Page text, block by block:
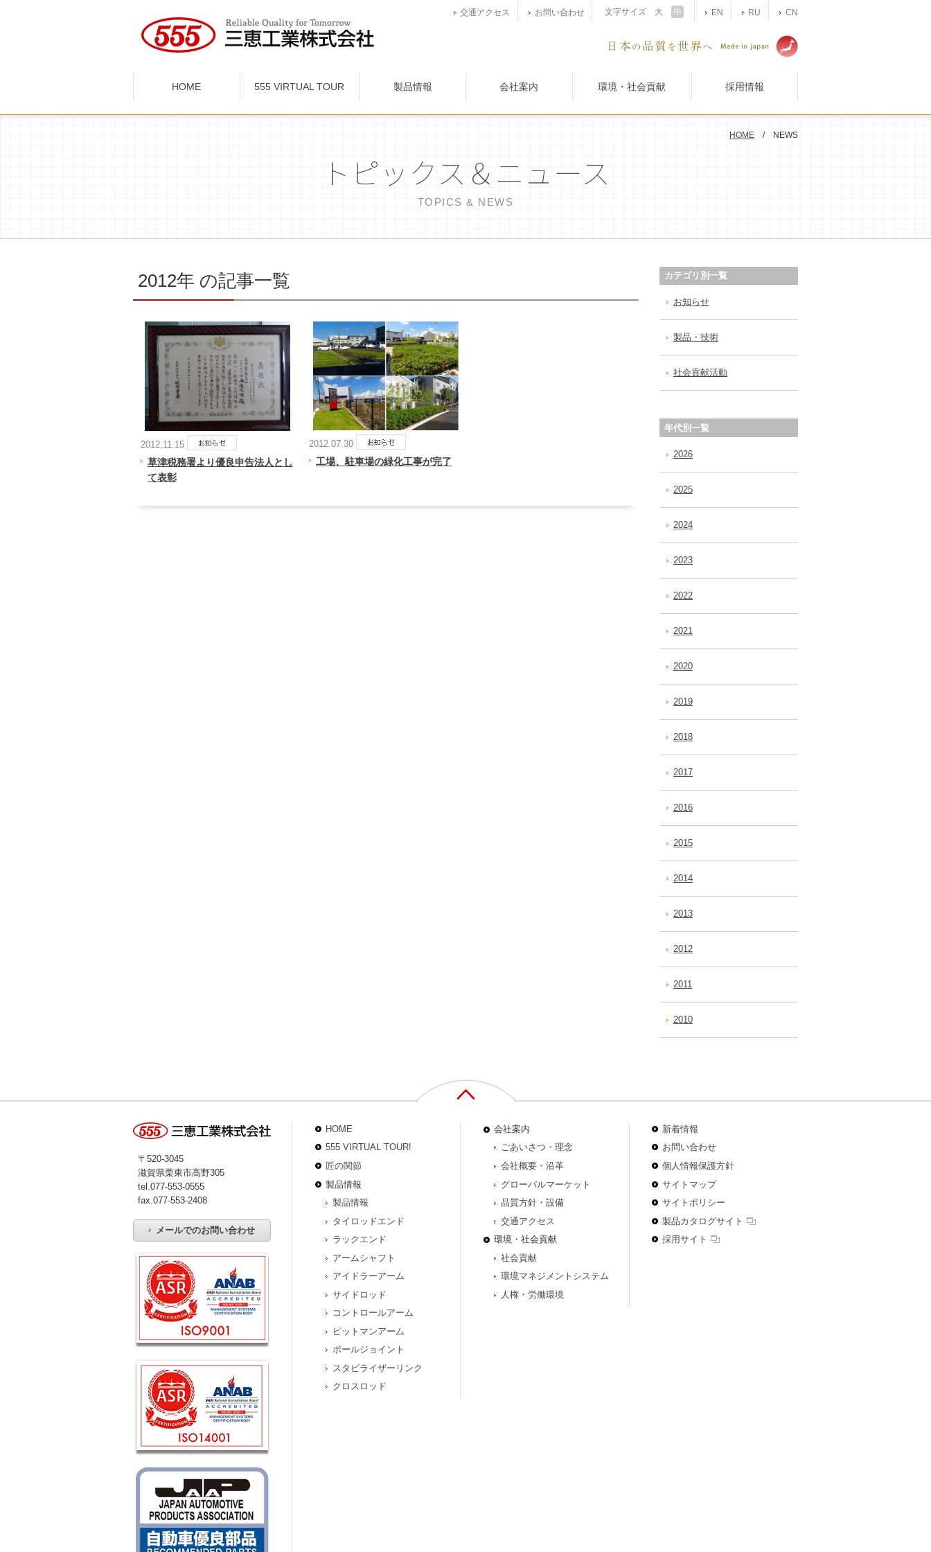
交通アクセス お問い合わせ 文字サイズ 大 中 EN RU CN
HOME 555 VIRTUAL TOUR 製品情報 会社案内 環境・社会貢献 採用情報
HOME / NEWS
トピックス＆ニュース
TOPICS & NEWS
2012年 の記事一覧
2012.11.15
草津税務署より優良申告法人とし
て表彰
2012.07.30
工場、駐車場の緑化工事が完了
カテゴリ別一覧
お知らせ
製品・技術
社会貢献活動
年代別一覧
2026
2025
2024
2023
2022
2021
2020
2019
2018
2017
2016
2015
2014
2013
2012
2011
2010
HOME
555 VIRTUAL TOUR!
匠の関節
製品情報
製品情報
タイロッドエンド
ラックエンド
アームシャフト
アイドラーアーム
サイドロッド
コントロールアーム
ピットマンアーム
ボールジョイント
スタビライザーリンク
クロスロッド
会社案内
ごあいさつ・理念
会社概要・沿革
グローバルマーケット
品質方針・設備
交通アクセス
環境・社会貢献
社会貢献
環境マネジメントシステム
人権・労働環境
新着情報
お問い合わせ
個人情報保護方針
サイトマップ
サイトポリシー
製品カタログサイト
採用サイト
〒520-3045
滋賀県栗東市高野305
tel.077-553-0555
fax.077-553-2408
メールでのお問い合わせ